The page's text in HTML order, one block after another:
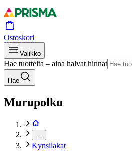
Ostoskori
Valikko
Hae tuotteita – aina halvat hinnat
Hae
Murupolku
Kynsilakat